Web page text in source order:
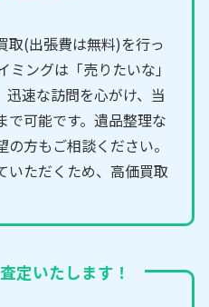
取(出張費は無料)を行っ
ミングは「売りたいな」
迅速な訪問を心がけ、当
で可能です。遺品整理な
方もご相談ください。
いただくため、高価買取
定いたします！